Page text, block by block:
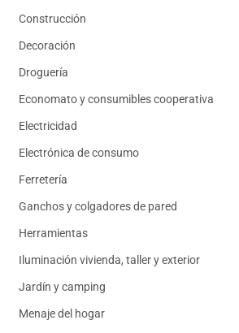
Construcción
Decoración
Droguería
Economato y consumibles cooperativa
Electricidad
Electrónica de consumo
Ferretería
Ganchos y colgadores de pared
Herramientas
Iluminación vivienda, taller y exterior
Jardín y camping
Menaje del hogar